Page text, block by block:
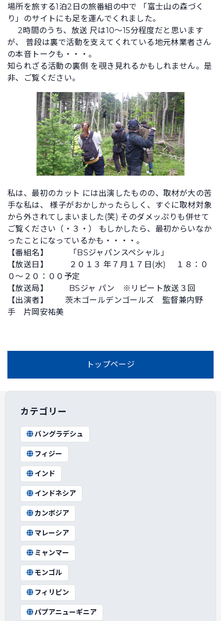
場所を旅する1泊2日の旅番組の中で 「富士山の森づく
り」のサイトにも足を運んでくれました。
2時間のうち、放送 尺は10～15分程度だと思います
が、 普段は裏で活動を支えてくれている地元林業者さん
の本音トークも・・・。
知られざる活動の裏側 を覗き見れるかもしれません。是
非、ご覧ください。
私は、最初のカット には出演したものの、取材が大の苦
手な私は、 様子がおかしかったらしく、すぐに取材対象
から外されてしまいました(笑) そのダメッぷりも併せて
ご覧ください（・３・） もしかしたら、最初からいなか
ったことになっているかも・・・・。
【番組名】 「BSジャパンスペシャル」
【放送日】 ２０１３ 年７月１７日(水) １８：０
０～２０：００予定
【放送局】 BSジャ パン ※リピート放送３回
【出演者】 茨木ゴールデンゴールズ 監督兼内野
手 片岡安祐美
トップページ
カテゴリー
バングラデシュ
フィジー
インド
インドネシア
カンボジア
マレーシア
ミャンマー
モンゴル
フィリピン
パプアニューギニア